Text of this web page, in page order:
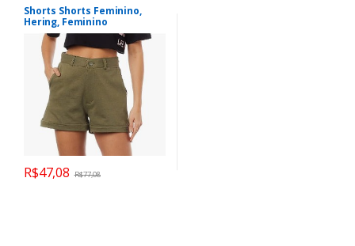
Shorts Shorts Feminino,
Hering, Feminino
R$47,08 R$77,08